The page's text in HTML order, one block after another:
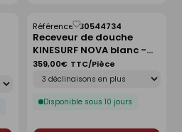
Receveur de douche
KINESURF NOVA blanc -
120x90 cm
Référence :30544734
Disponible sous 10 jours
359,00€ TTC/Pièce
Enregistrer
comme
liste